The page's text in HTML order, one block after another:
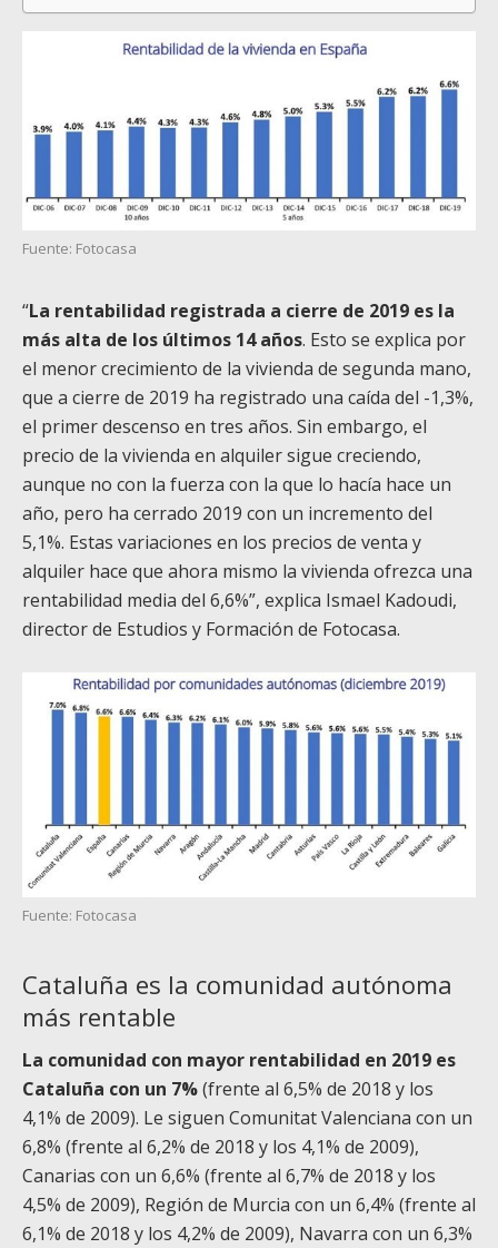
Fuente: Fotocasa
“La rentabilidad registrada a cierre de 2019 es la
más alta de los últimos 14 años. Esto se explica por
el menor crecimiento de la vivienda de segunda mano,
que a cierre de 2019 ha registrado una caída del -1,3%,
el primer descenso en tres años. Sin embargo, el
precio de la vivienda en alquiler sigue creciendo,
aunque no con la fuerza con la que lo hacía hace un
año, pero ha cerrado 2019 con un incremento del
5,1%. Estas variaciones en los precios de venta y
alquiler hace que ahora mismo la vivienda ofrezca una
rentabilidad media del 6,6%”, explica Ismael Kadoudi,
director de Estudios y Formación de Fotocasa.
Fuente: Fotocasa
Cataluña es la comunidad autónoma
más rentable
La comunidad con mayor rentabilidad en 2019 es
Cataluña con un 7%(frente al 6,5% de 2018 y los
4,1% de 2009). Le siguen Comunitat Valenciana con un
6,8% (frente al 6,2% de 2018 y los 4,1% de 2009),
Canarias con un 6,6% (frente al 6,7% de 2018 y los
4,5% de 2009), Región de Murcia con un 6,4% (frente al
6,1% de 2018 y los 4,2% de 2009), Navarra con un 6,3%